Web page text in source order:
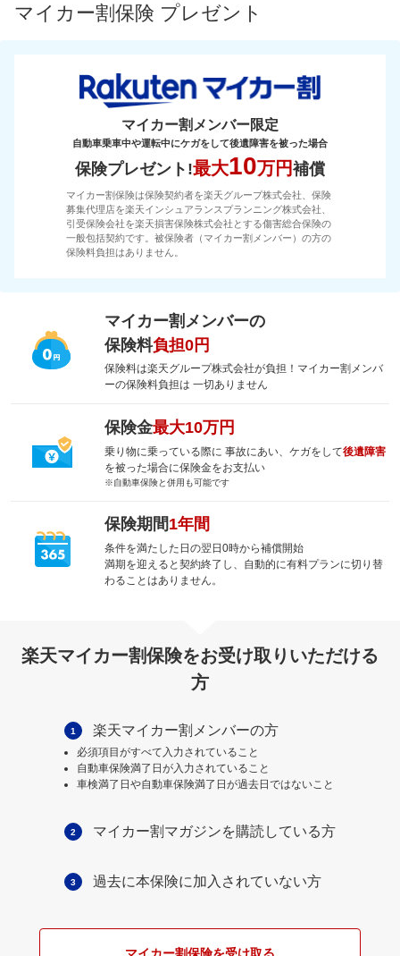
マイカー割保険 プレゼント
マイカー割メンバー限定
自動車乗車中や運転中にケガをして後遺障害を被った場合
保険プレゼント!最大10万円補償
マイカー割保険は保険契約者を楽天グループ株式会社、保険
募集代理店を楽天インシュアランスプランニング株式会社、
引受保険会社を楽天損害保険株式会社とする傷害総合保険の
一般包括契約です。被保険者（マイカー割メンバー）の方の
保険料負担はありません。
マイカー割メンバーの
保険料負担0円
保険料は楽天グループ株式会社が負担！マイカー割メンバ
ーの保険料負担は 一切ありません
保険金最大10万円
乗り物に乗っている際に 事故にあい、ケガをして後遺障害
を被った場合に保険金をお支払い
※自動車保険と併用も可能です
保険期間1年間
条件を満たした日の翌日0時から補償開始
満期を迎えると契約終了し、自動的に有料プランに切り替
わることはありません。
楽天マイカー割保険をお受け取りいただける
方
1 楽天マイカー割メンバーの方
必須項目がすべて入力されていること
自動車保険満了日が入力されていること
車検満了日や自動車保険満了日が過去日ではないこと
2 マイカー割マガジンを購読している方
3 過去に本保険に加入されていない方
マイカー割保険を受け取る